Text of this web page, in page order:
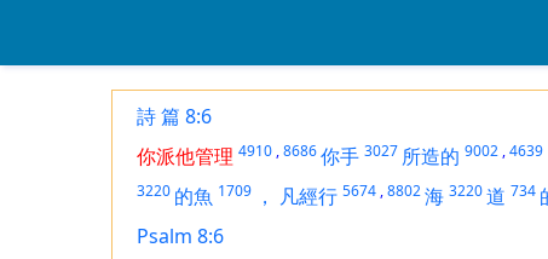
詩 篇 8:6
你派他管理 4910 ,8686你手 3027 所造的 9002 ,4639
3220 的魚 1709 ， 凡經行 5674 ,8802海 3220道 734
Psalm 8:6